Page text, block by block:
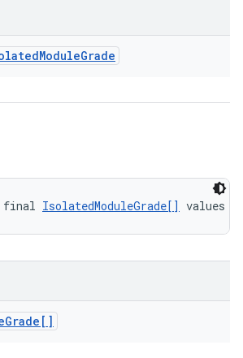
ModuleGrade
final IsolatedModuleGrade[] values
Grade[]